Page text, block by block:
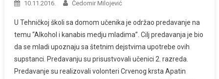
10.11.2016. Čedomir Milojević
U Tehničkoj školi sa domom učenika je održao predavanje na
temu “Alkohol i kanabis medju mladima”. Cilj predavanja je bio
da se mladi upoznaju sa štetnim dejstvima upotrebe ovih
supstanci. Predavanju su prisustvovali učenici 2. razreda.
Predavanje su realizovali volonteri Crvenog krsta Apatin